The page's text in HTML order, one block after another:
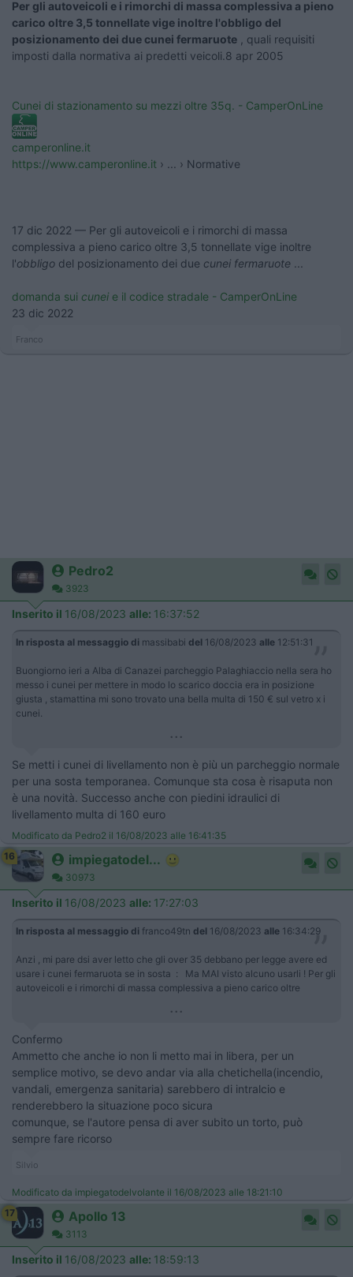
Per gli autoveicoli e i rimorchi di massa complessiva a pieno
carico oltre 3,5 tonnellate vige inoltre l'obbligo del
posizionamento dei due cunei fermaruote
, quali requisiti
imposti dalla normativa ai predetti veicoli.8 apr 2005
Cunei di stazionamento su mezzi oltre 35q. - CamperOnLine
camperonline.it
https://www.camperonline.it › ... › Normative
17 dic 2022 — Per gli autoveicoli e i rimorchi di massa
complessiva a pieno carico oltre 3,5 tonnellate vige inoltre
l'obbligo del posizionamento dei due cunei fermaruote ...
domanda sui cunei e il codice stradale - CamperOnLine
23 dic 2022
Franco
Pedro2
3923
Inserito il 16/08/2023 alle: 16:37:52
In risposta al messaggio di massibabi del 16/08/2023 alle 12:51:31
Buongiorno ieri a Alba di Canazei parcheggio Palaghiaccio nella sera ho
messo i cunei per mettere in modo lo scarico doccia era in posizione
giusta , stamattina mi sono trovato una bella multa di 150 € sul vetro x i
cunei.
...
Se metti i cunei di livellamento non è più un parcheggio normale
per una sosta temporanea. Comunque sta cosa è risaputa non
è una novità. Successo anche con piedini idraulici di
livellamento multa di 160 euro
Modificato da Pedro2 il 16/08/2023 alle 16:41:35
16
impiegatodel...
30973
Inserito il 16/08/2023 alle: 17:27:03
In risposta al messaggio di franco49tn del 16/08/2023 alle 16:34:29
Anzi , mi pare dsi aver letto che gli over 35 debbano per legge avere ed
usare i cunei fermaruota se in sosta : Ma MAI visto alcuno usarli ! Per gli
autoveicoli e i rimorchi di massa complessiva a pieno carico oltre
...
Confermo
​​Ammetto che anche io non li metto mai in libera, per un
semplice motivo, se devo andar via alla chetichella(incendio,
vandali, emergenza sanitaria) sarebbero di intralcio e
renderebbero la situazione poco sicura
comunque, se l'autore pensa di aver subito un torto, può
sempre fare ricorso
Silvio
Modificato da impiegatodelvolante il 16/08/2023 alle 18:21:10
17
Apollo 13
3113
Inserito il 16/08/2023 alle: 18:59:13